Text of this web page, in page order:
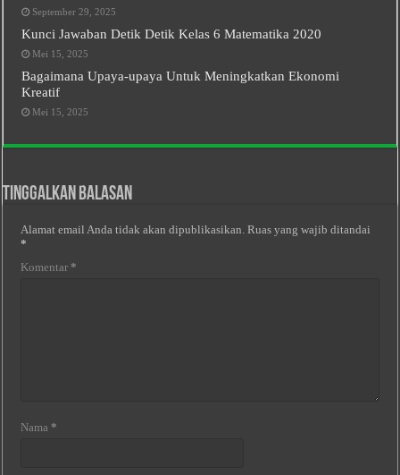
September 29, 2025
Kunci Jawaban Detik Detik Kelas 6 Matematika 2020
Mei 15, 2025
Bagaimana Upaya-upaya Untuk Meningkatkan Ekonomi
Kreatif
Mei 15, 2025
Tinggalkan Balasan
Alamat email Anda tidak akan dipublikasikan. Ruas yang wajib ditandai
*
Komentar *
Nama *